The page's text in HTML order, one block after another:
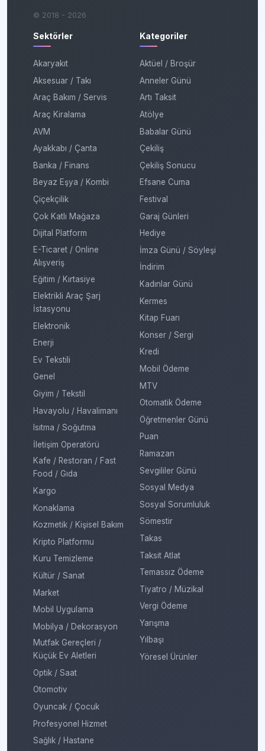
© 2018 - 2026
Sektörler
Akaryakıt
Aksesuar / Takı
Araç Bakım / Servis
Araç Kiralama
AVM
Ayakkabı / Çanta
Banka / Finans
Beyaz Eşya / Kombi
Çiçekçilik
Çok Katlı Mağaza
Dijital Platform
E-Ticaret / Online
Alışveriş
Eğitim / Kırtasiye
Elektrikli Araç Şarj
İstasyonu
Elektronik
Enerji
Ev Tekstili
Genel
Giyim / Tekstil
Havayolu / Havalimanı
Isıtma / Soğutma
İletişim Operatörü
Kafe / Restoran / Fast
Food / Gıda
Kargo
Konaklama
Kozmetik / Kişisel Bakım
Kripto Platformu
Kuru Temizleme
Kültür / Sanat
Market
Mobil Uygulama
Mobilya / Dekorasyon
Mutfak Gereçleri /
Küçük Ev Aletleri
Optik / Saat
Otomotiv
Oyuncak / Çocuk
Profesyonel Hizmet
Sağlık / Hastane
Kategoriler
Aktüel / Broşür
Anneler Günü
Artı Taksit
Atölye
Babalar Günü
Çekiliş
Çekiliş Sonucu
Efsane Cuma
Festival
Garaj Günleri
Hediye
İmza Günü / Söyleşi
İndirim
Kadınlar Günü
Kermes
Kitap Fuarı
Konser / Sergi
Kredi
Mobil Ödeme
MTV
Otomatik Ödeme
Öğretmenler Günü
Puan
Ramazan
Sevgililer Günü
Sosyal Medya
Sosyal Sorumluluk
Sömestir
Takas
Taksit Atlat
Temassız Ödeme
Tiyatro / Müzikal
Vergi Ödeme
Yarışma
Yılbaşı
Yöresel Ürünler